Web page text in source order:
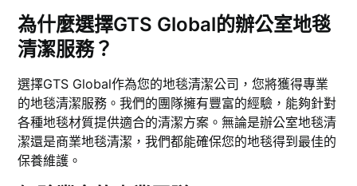
為什麼選擇GTS Global的辦公室地毯
清潔服務？
選擇GTS Global作為您的地毯清潔公司，您將獲得專業
的地毯清潔服務。我們的團隊擁有豐富的經驗，能夠針對
各種地毯材質提供適合的清潔方案。無論是辦公室地毯清
潔還是商業地毯清潔，我們都能確保您的地毯得到最佳的
保養維護。